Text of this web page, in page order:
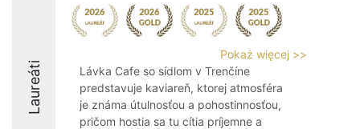
Laureáti
Pokaż więcej >>
Lávka Cafe so sídlom v Trenčíne
predstavuje kaviareň, ktorej atmosféra
je známa útulnosťou a pohostinnosťou,
pričom hostia sa tu cítia príjemne a